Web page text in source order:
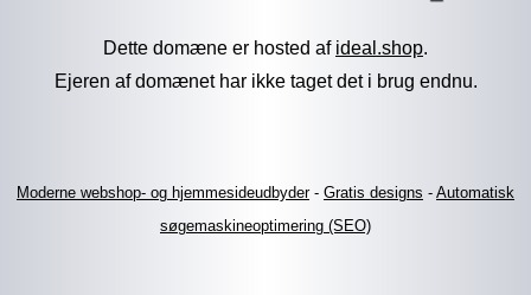
Dette domæne er hosted af ideal.shop.
Ejeren af domænet har ikke taget det i brug endnu.
Moderne webshop- og hjemmesideudbyder- Gratis designs - Automatisk
søgemaskineoptimering (SEO)